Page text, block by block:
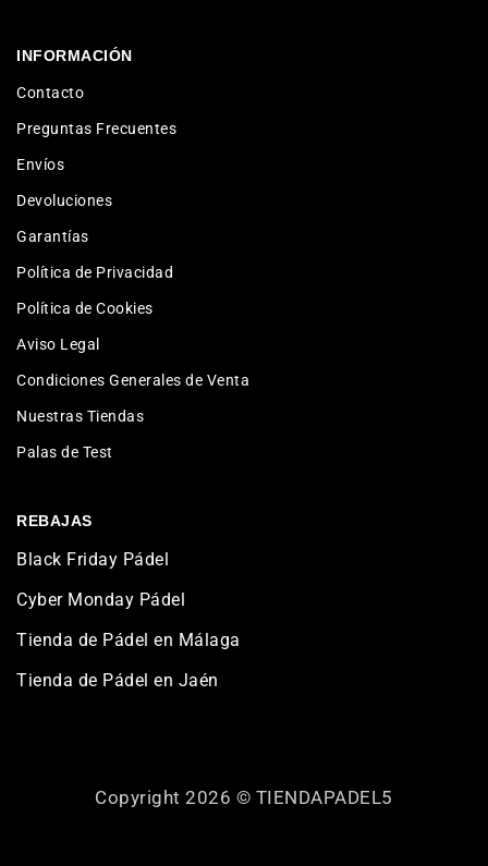
INFORMACIÓN
Contacto
Preguntas Frecuentes
Envíos
Devoluciones
Garantías
Política de Privacidad
Política de Cookies
Aviso Legal
Condiciones Generales de Venta
Nuestras Tiendas
Palas de Test
REBAJAS
Black Friday Pádel
Cyber Monday Pádel
Tienda de Pádel en Málaga
Tienda de Pádel en Jaén
Copyright 2026 © TIENDAPADEL5